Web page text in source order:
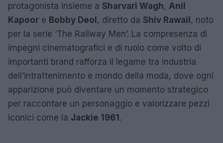
protagonista insieme a Sharvari Wagh, Anil
Kapoor e Bobby Deol, diretto da Shiv Rawail, noto
per la serie ‘The Railway Men’. La compresenza di
impegni cinematografici e di ruolo come volto di
importanti brand rafforza il legame tra industria
dell’intrattenimento e mondo della moda, dove ogni
apparizione può diventare un momento strategico
per raccontare un personaggio e valorizzare pezzi
iconici come la Jackie 1961.